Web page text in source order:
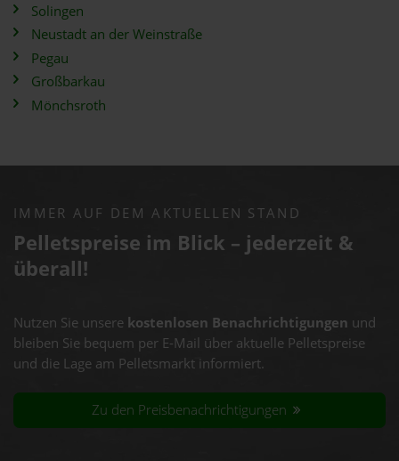
Solingen
Neustadt an der Weinstraße
Pegau
Großbarkau
Mönchsroth
IMMER AUF DEM AKTUELLEN STAND
Pelletspreise im Blick – jederzeit &
überall!
Nutzen Sie unsere kostenlosen Benachrichtigungen und
bleiben Sie bequem per E-Mail über aktuelle Pelletspreise
und die Lage am Pelletsmarkt informiert.
Zu den Preisbenachrichtigungen